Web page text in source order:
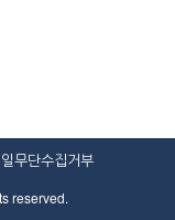
무단수집거부
reserved.